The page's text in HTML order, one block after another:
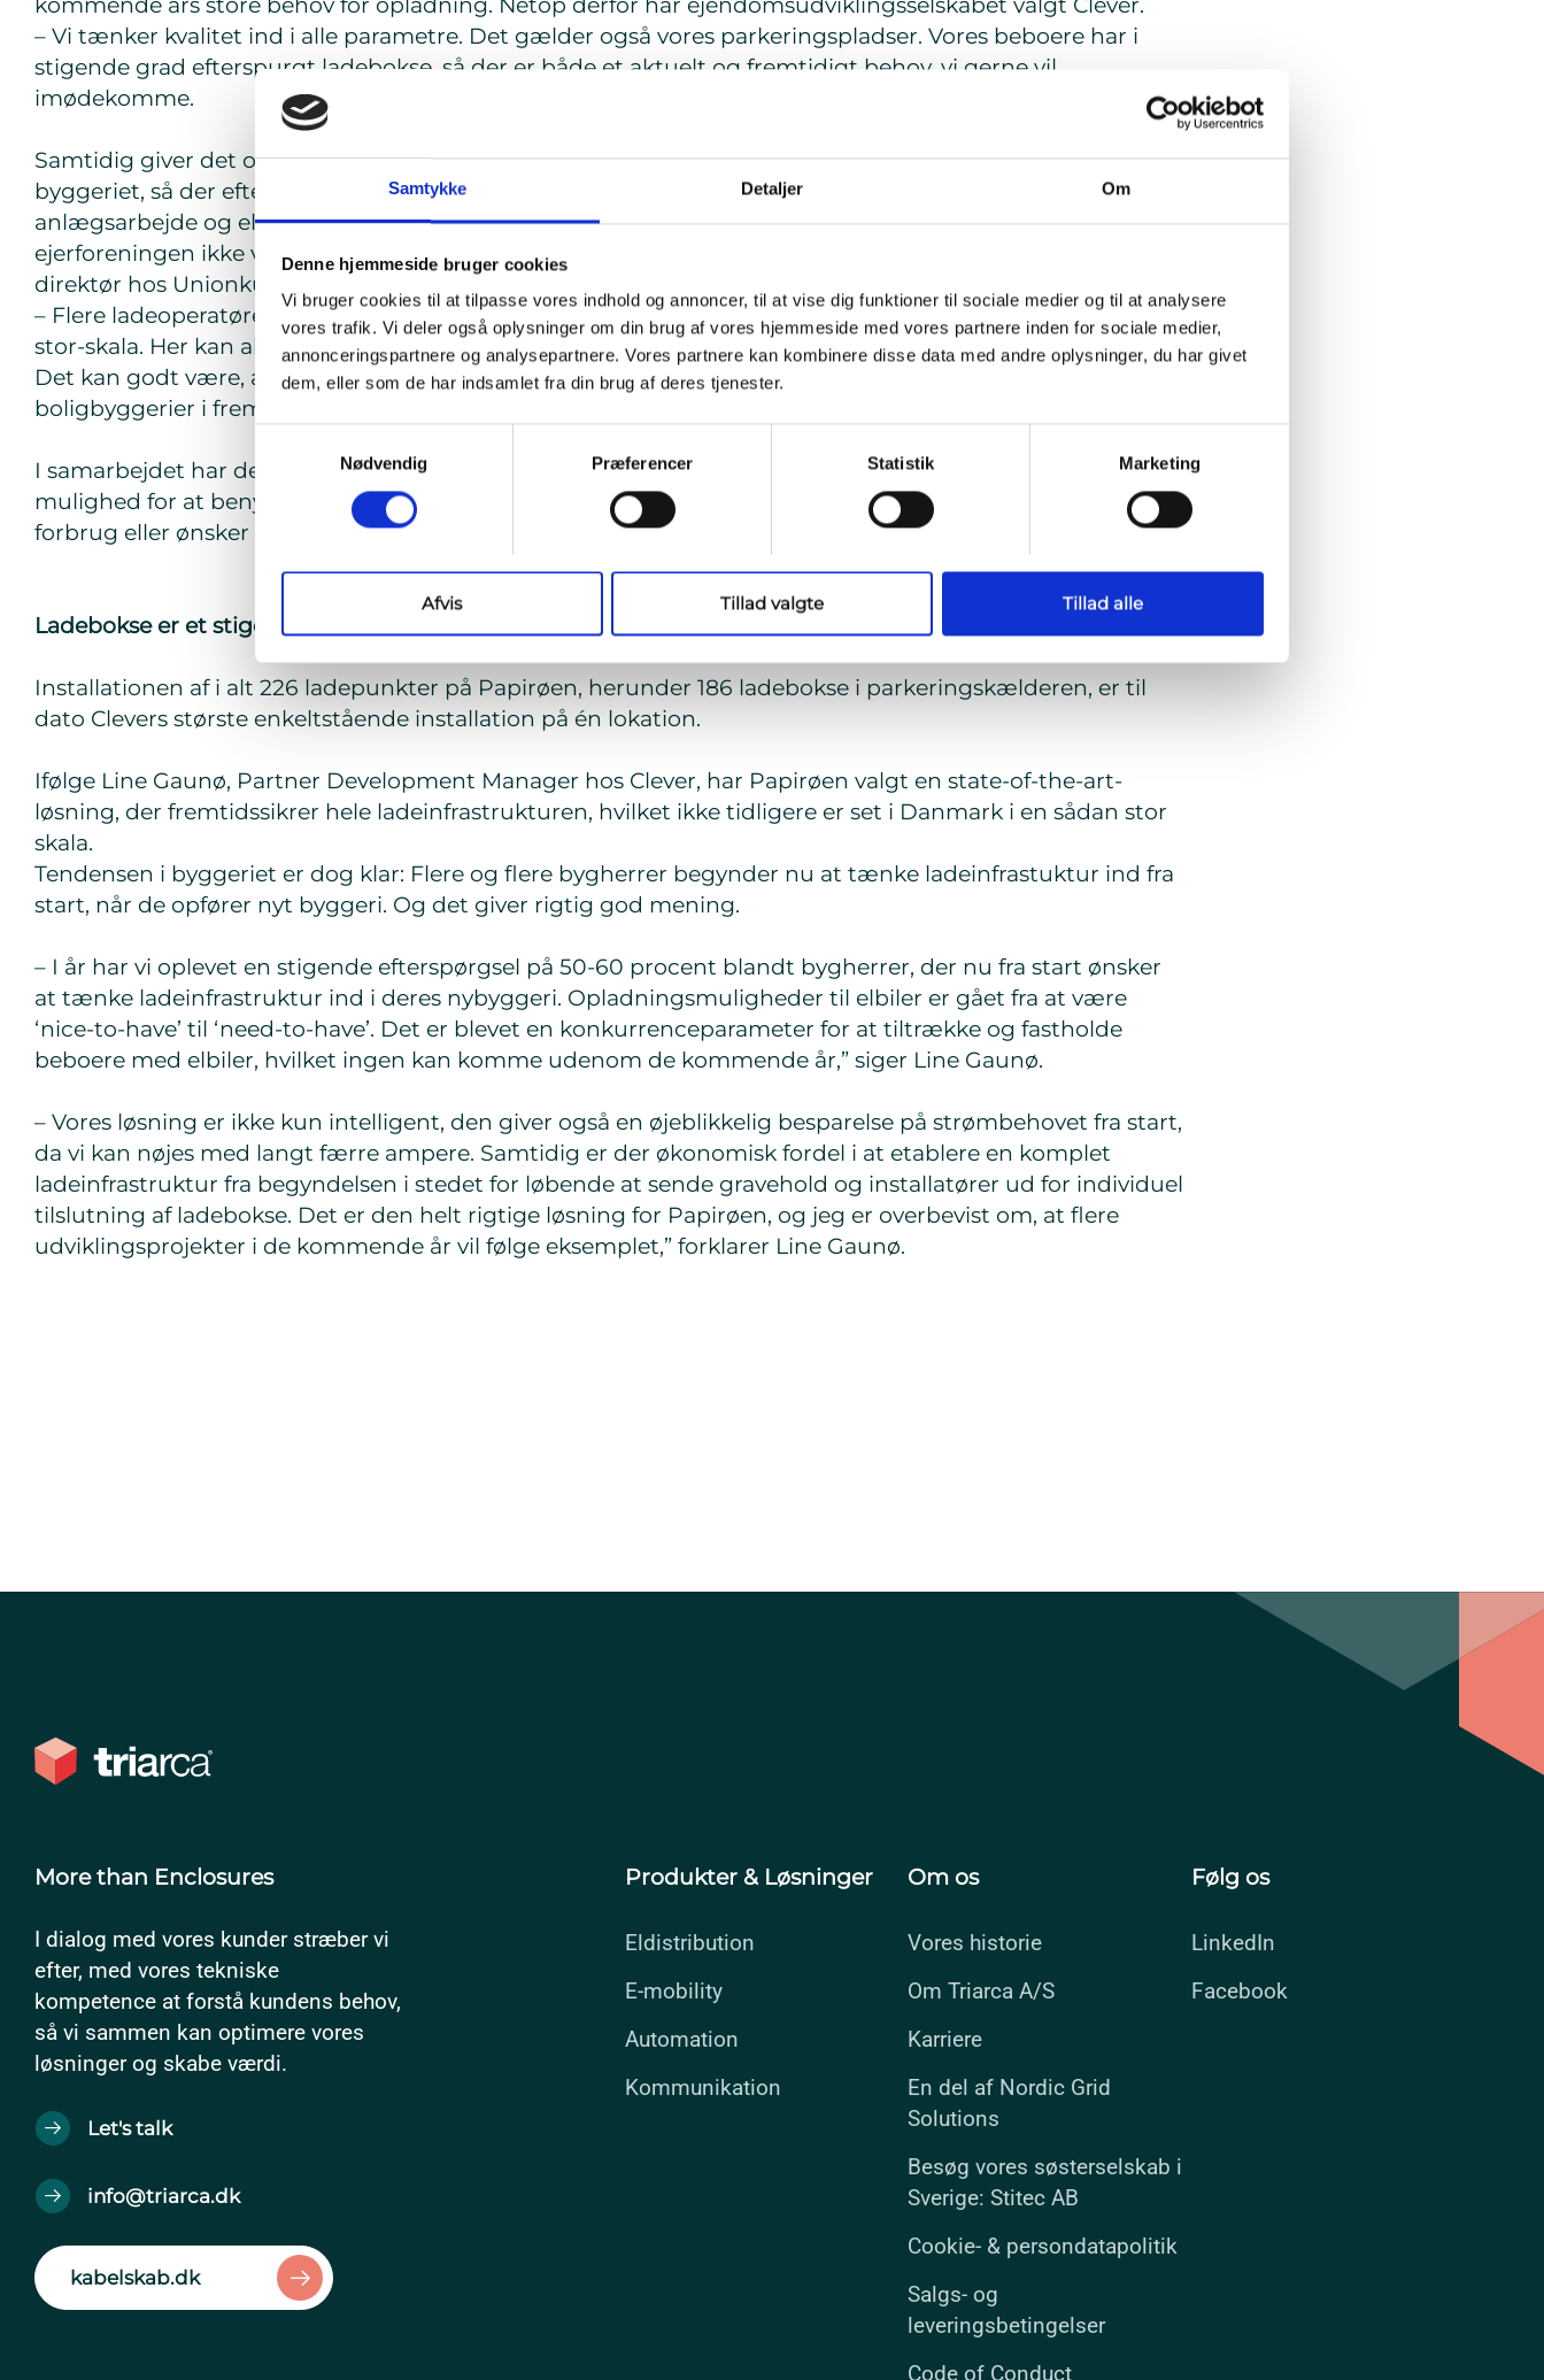
Samtykke Detaljer Om
Denne hjemmeside bruger cookies
Vi bruger cookies til at tilpasse vores indhold og annoncer, til at vise dig funktioner til sociale medier og til at analysere
vores trafik. Vi deler også oplysninger om din brug af vores hjemmeside med vores partnere inden for sociale medier,
annonceringspartnere og analysepartnere. Vores partnere kan kombinere disse data med andre oplysninger, du har givet
dem, eller som de har indsamlet fra din brug af deres tjenester.
Nødvendig
Præferencer Statistik Marketing
Afvis Tillad valgte Tillad alle
– Vi tænker kvalitet ind i alle parametre. Det gælder også vores parkeringspladser. Vores beboere har i
stigende grad efterspurgt ladebokse, så der er både et aktuelt og fremtidigt behov, vi gerne vil
imødekomme.
Samtidig giver det også praktisk og økonomisk mening at tænke ladeinfrastruktur fra begyndelsen af
byggeriet, så der efterfølgende ikke skal ombygges transformere og foretages nye investeringer i
anlægsarbejde og elinstallationer. Dette eliminerer også potentielle udfordringer, der kunne opstå, hvis
ejerforeningen ikke ville kunne opnå enighed om etableringen af ladebokse, siger Klaus Kastbjerg, adm.
direktør hos Unionkul, der sammen med Danica Ejendomme og Nordkranen er bygherre på Papirøen.
– Flere ladeoperatører bød på opgaven, men vi valgte Clevers cluster-løsning, som nu er blevet installeret i
stor-skala. Her kan alle ladebokse tale sammen og dynamisk udnytte overskudsstrøm fra vores bygninger.
Det kan godt være, at vi er først med en sådan løsning i denne skala, men jeg tror, det bliver et must for
boligbyggerier i fremtiden. Det er det rigtige at gøre og giver god mening, afslutter Klaus Kastbjerg.
I samarbejdet har det været afgørende at sikre beboernes ladefleksibilitet. Alle beboere har således
mulighed for at benytte ladeløsningen, hvad enten de foretrækker at blive afregnet for deres faktisk
forbrug eller ønsker et abonnement. Uanset deres valg får alle adgang til Danmarks største ladenetværk.
Ladebokse er et stigende konkurrenceparameter
Installationen af i alt 226 ladepunkter på Papirøen, herunder 186 ladebokse i parkeringskælderen, er til
dato Clevers største enkeltstående installation på én lokation.
Ifølge Line Gaunø, Partner Development Manager hos Clever, har Papirøen valgt en state-of-the-art-
løsning, der fremtidssikrer hele ladeinfrastrukturen, hvilket ikke tidligere er set i Danmark i en sådan stor
skala.
Tendensen i byggeriet er dog klar: Flere og flere bygherrer begynder nu at tænke ladeinfrastuktur ind fra
start, når de opfører nyt byggeri. Og det giver rigtig god mening.
– I år har vi oplevet en stigende efterspørgsel på 50-60 procent blandt bygherrer, der nu fra start ønsker
at tænke ladeinfrastruktur ind i deres nybyggeri. Opladningsmuligheder til elbiler er gået fra at være
‘nice-to-have’ til ‘need-to-have’. Det er blevet en konkurrenceparameter for at tiltrække og fastholde
beboere med elbiler, hvilket ingen kan komme udenom de kommende år,” siger Line Gaunø.
– Vores løsning er ikke kun intelligent, den giver også en øjeblikkelig besparelse på strømbehovet fra start,
da vi kan nøjes med langt færre ampere. Samtidig er der økonomisk fordel i at etablere en komplet
ladeinfrastruktur fra begyndelsen i stedet for løbende at sende gravehold og installatører ud for individuel
tilslutning af ladebokse. Det er den helt rigtige løsning for Papirøen, og jeg er overbevist om, at flere
udviklingsprojekter i de kommende år vil følge eksemplet,” forklarer Line Gaunø.
More than Enclosures
I dialog med vores kunder stræber vi
efter, med vores tekniske
kompetence at forstå kundens behov,
så vi sammen kan optimere vores
løsninger og skabe værdi.
Let's talk
info@triarca.dk
kabelskab.dk
Produkter & Løsninger
Eldistribution
E-mobility
Automation
Kommunikation
Om os
Vores historie
Om Triarca A/S
Karriere
En del af Nordic Grid
Solutions
Besøg vores søsterselskab i
Sverige: Stitec AB
Cookie- & persondatapolitik
Salgs- og
leveringsbetingelser
Code of Conduct
Følg os
LinkedIn
Facebook